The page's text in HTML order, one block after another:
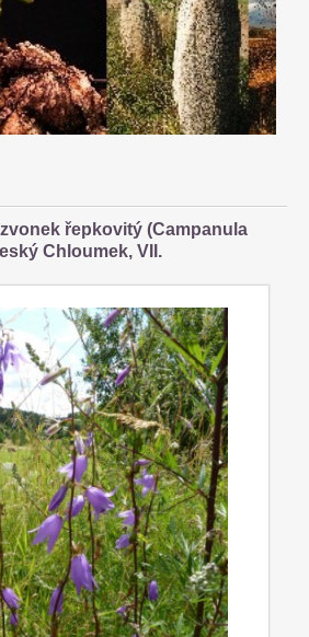
řepkovitý (Campanula
Chloumek, VII.